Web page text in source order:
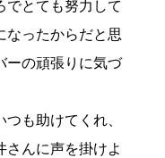
でとても努力して
なったからだと思
ーの頑張りに気づ
も助けてくれ、
さんに声を掛けよ